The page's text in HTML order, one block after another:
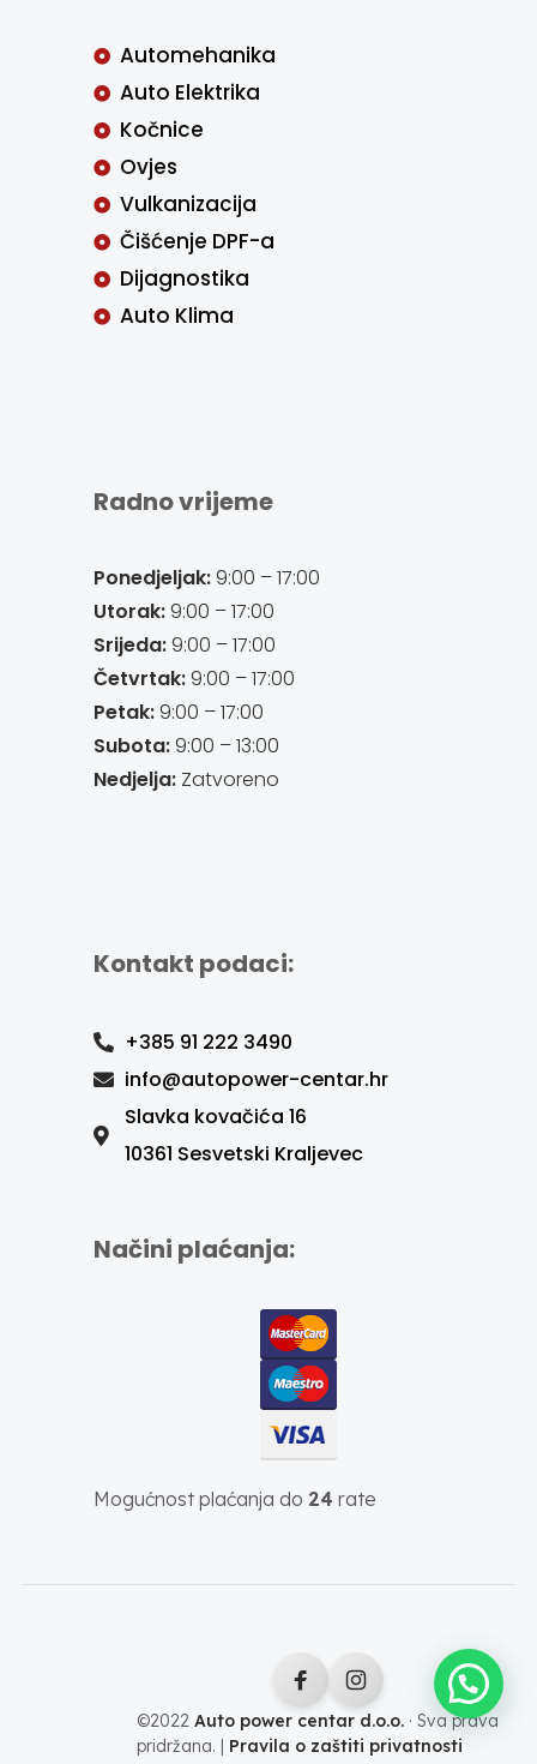
Automehanika
Auto Elektrika
Kočnice
Ovjes
Vulkanizacija
Čišćenje DPF-a
Dijagnostika
Auto Klima
Radno vrijeme
Ponedjeljak:9:00 – 17:00
Utorak:9:00 – 17:00
Srijeda:9:00 – 17:00
Četvrtak:9:00 – 17:00
Petak:9:00 – 17:00
Subota:9:00 – 13:00
Nedjelja:Zatvoreno
Kontakt podaci:
+385 91 222 3490
info@autopower-centar.hr
Slavka kovačića 16
10361 Sesvetski Kraljevec
Načini plaćanja:
Mogućnost plaćanja do 24 rate
©2022 Auto power centar d.o.o.· Sva prava
pridržana. | Pravila o zaštiti privatnosti